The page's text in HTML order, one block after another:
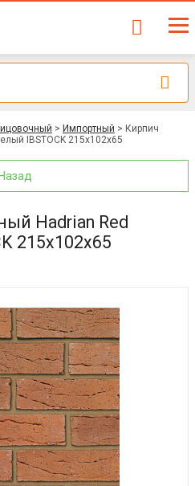
> Импортный > Кирпич
IBSTOCK 215x102x65
Hadrian Red
215x102x65